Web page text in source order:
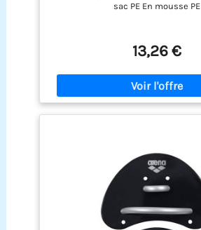
sac PE En mousse PE
13,26 €